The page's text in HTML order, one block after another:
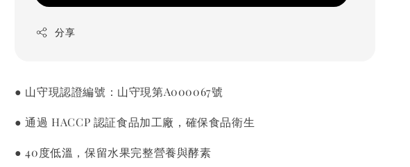
分享
● 山守現認證編號：山守現第A000067號
● 通過 HACCP 認証食品加工廠，確保食品衛生
● 40度低溫，保留水果完整營養與酵素